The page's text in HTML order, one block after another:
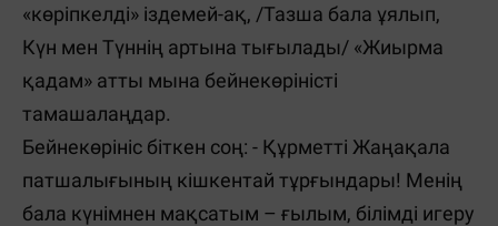
«көріпкелді» іздемей-ақ, /Тазша бала ұялып,
Күн мен Түннің артына тығылады/ «Жиырма
қадам» атты мына бейнекөріністі
тамашалаңдар.
Бейнекөрініс біткен соң: - Құрметті Жаңақала
патшалығының кішкентай тұрғындары! Менің
бала күнімнен мақсатым – ғылым, білімді игеру